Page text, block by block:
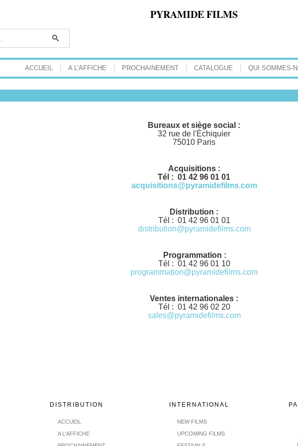
PYRAMIDE FILMS
ACCUEIL A L'AFFICHE PROCHAINEMENT CATALOGUE QUI SOMMES-
Bureaux et siège social :
32 rue de l'Échiquier
75010 Paris
Acquisitions :
Tél : 01 42 96 01 01
acquisitions@pyramidefilms.com
Distribution :
Tél : 01 42 96 01 01
distribution@pyramidefilms.com
Programmation :
Tél : 01 42 96 01 10
programmation@pyramidefilms.com
Ventes internationales :
Tél : 01 42 96 02 20
sales@pyramidefilms.com
DISTRIBUTION
ACCUEIL
A L'AFFICHE
INTERNATIONAL
NEW FILMS
UPCOMING FILMS